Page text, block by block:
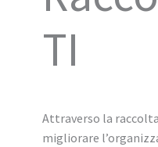
TI
Attraverso la
migliorare